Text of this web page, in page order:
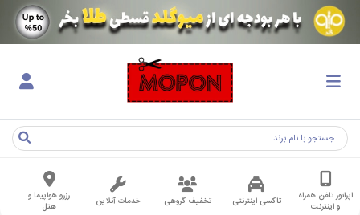
اپراتور تلفن همراه
و اینترنت
تاکسی اینترنتی تخفیف گروهی خدمات آنلاین
رزرو هواپیما و
هتل